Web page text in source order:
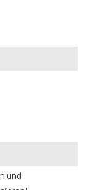
und